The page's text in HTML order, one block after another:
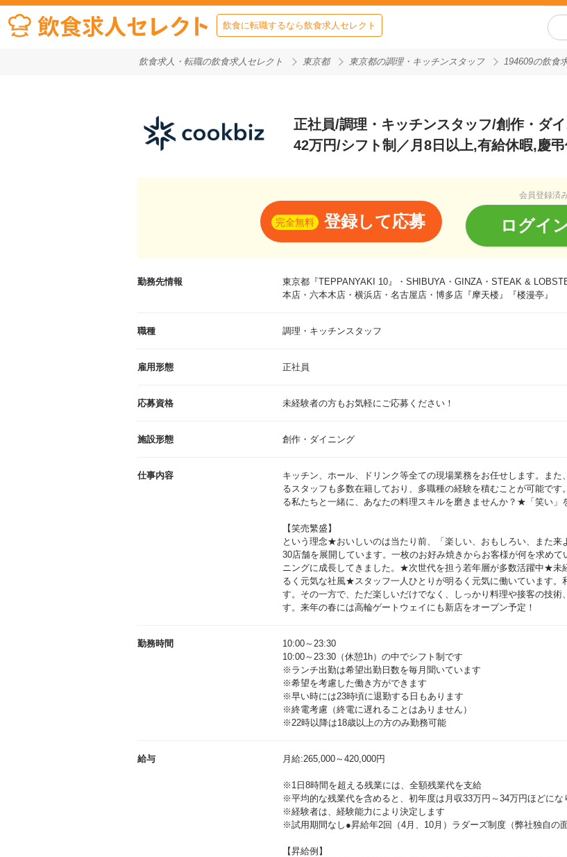
飲食に転職するなら飲食求人セレクト
飲食求人・転職の飲食求人セレクト 東京都 東京都の調理・キッチンスタッフ 194609の飲食
正社員/調理・キッチンスタッフ/創作・ダ
42万円/シフト制／月8日以上,有給休暇,慶
完全無料 登録して応募
会員登録済
ログイ
勤務先情報 東京都『TEPPANYAKI 10』・SHIBUYA・GINZA・STEAK &
本店・六本木店・横浜店・名古屋店・博多店『摩天楼』『楼漫亭』
職種 調理・キッチンスタッフ
雇用形態 正社員
応募資格 未経験者の方もお気軽にご応募ください！
施設形態 創作・ダイニング
仕事内容
キッチン、ホール、ドリンク等全ての現場業務をお任せします。ま
るスタッフも多数在籍しており、多職種の経験を積むことが可能で
る私たちと一緒に、あなたの料理スキルを磨きませんか？★「笑い」
【笑売繁盛】
という理念★おいしいのは当たり前、「楽しい、おもしろい、また
30店舗を展開しています。一枚のお好み焼きからお客様が何を求め
ニングに成長してきました。★次世代を担う若年層が多数活躍中★
るく元気な社風★スタッフ一人ひとりが明るく元気に働いています
す。その一方で、ただ楽しいだけでなく、しっかり料理や接客の技
す。来年の春には高輪ゲートウェイにも新店をオープン予定！
勤務時間
10:00～23:30
10:00～23:30（休憩1h）の中でシフト制です
※ランチ出勤は希望出勤日数を毎月聞いています
※希望を考慮した働き方ができます
※早い時には23時頃に退勤する日もあります
※終電考慮（終電に遅れることはありません）
※22時以降は18歳以上の方のみ勤務可能
給与 月給:265,000～420,000円
※1日8時間を超える残業には、全額残業代を支給
※平均的な残業代を含めると、初年度は月収33万円～34万円ほどにな
※経験者は、経験能力により決定します
※試用期間なし●昇給年2回（4月、10月）ラダーズ制度（弊社独自の
【昇給例】